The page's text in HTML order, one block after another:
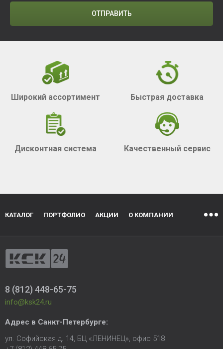
ОТПРАВИТЬ
Широкий ассортимент Быстрая доставка
Дисконтная система Качественный сервис
КАТАЛОГ ПОРТФОЛИО АКЦИИ О КОМПАНИИ
8 (812) 448-65-75
info@ksk24.ru
Адрес в Санкт-Петербурге:
ул. Софийская д. 14, БЦ «ЛЕНИНЕЦ», офис 518